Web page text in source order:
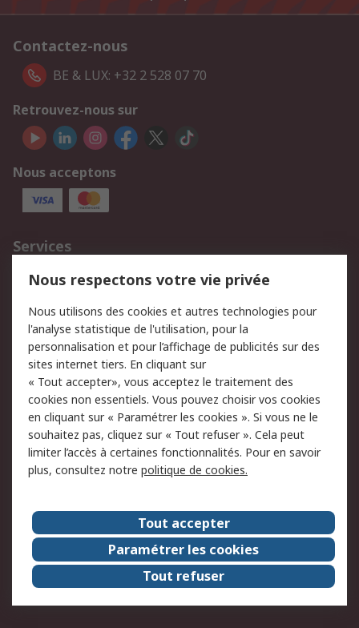
Contactez-nous
BE & LUX: +32 2 528 07 70
Retrouvez-nous sur
Nous acceptons
Services
750.000 produits
2.500 marques
Retours
Support technique
Track & trace
Legal
Politique de cookies
Sécurité des e-mails
Politique de protection
des données - Mise à
jour
Conditions générales
de vente
A propos de RS
Le groupe RS Group
A propos de RS
RS dans le monde
Travaillez chez RS
ESG
Nous respectons votre vie privée
Nous utilisons des cookies et autres technologies pour
l'analyse statistique de l'utilisation, pour la
personnalisation et pour l’affichage de publicités sur des
sites internet tiers. En cliquant sur
« Tout accepter», vous acceptez le traitement des
cookies non essentiels. Vous pouvez choisir vos cookies
en cliquant sur « Paramétrer les cookies ». Si vous ne le
souhaitez pas, cliquez sur « Tout refuser ». Cela peut
limiter l’accès à certaines fonctionnalités. Pour en savoir
plus, consultez notre politique de cookies.
Tout accepter
Paramétrer les cookies
Tout refuser